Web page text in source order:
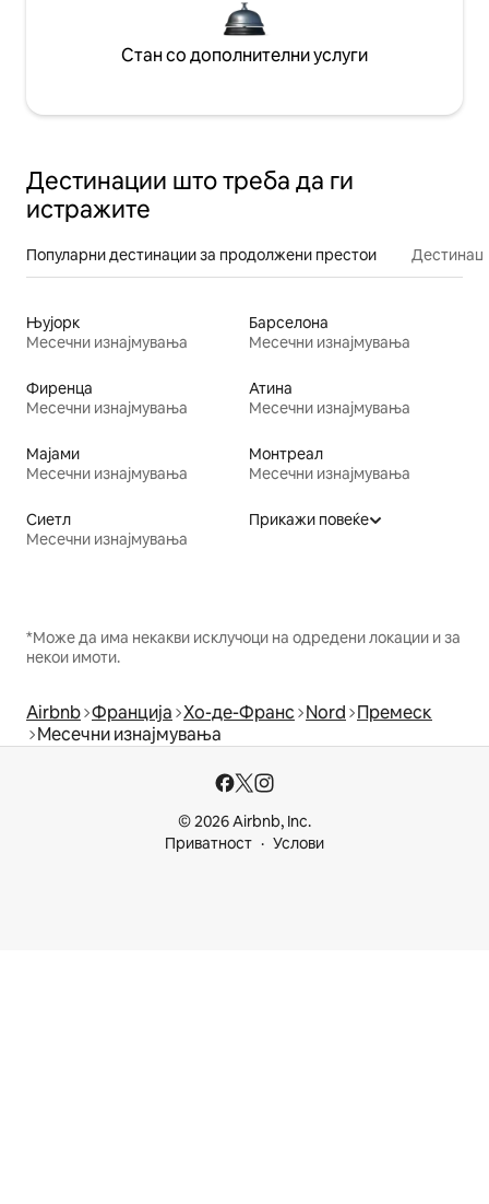
Стан со дополнителни услуги
Дестинации што треба да ги
истражите
Популарни дестинации за продолжени престои
Њујорк
Месечни изнајмувања
Барселона
Месечни изнајмувања
Фиренца
Месечни изнајмувања
Атина
Месечни изнајмувања
Мајами
Месечни изнајмувања
Монтреал
Месечни изнајмувања
Сиетл
Месечни изнајмувања
Прикажи повеќе
*Може да има некакви исклучоци на одредени локации и за
некои имоти.
Airbnb Франција Хо-де-Франс Nord Премеск
Месечни изнајмувања
© 2026 Airbnb, Inc.
Приватност
Услови